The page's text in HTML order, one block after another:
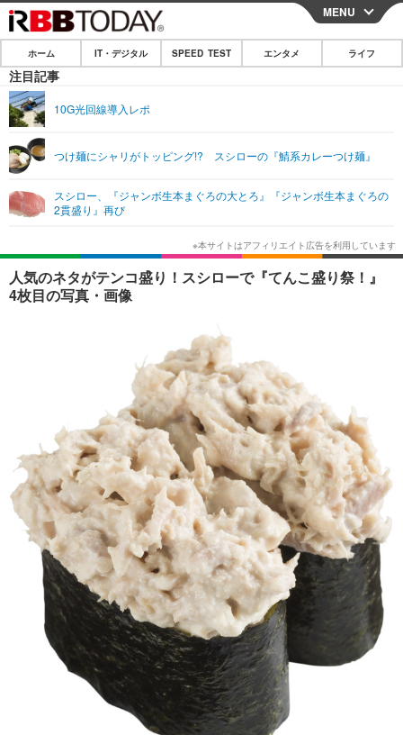
CLOSE
ホーム
IT・デジタル
ショッピング その他
SPEED TEST
エンタメ
エンタメTOP
韓国・芸能
音楽 スポーツ
ライフ
ライフTOP グルメ
ペット ショッピング
リリース一覧
プッシュ通知の停止方法
MENU
ホーム IT・デジタル SPEED TEST エンタメ ライフ
注目記事
10G光回線導入レポ
つけ麺にシャリがトッピング!? スシローの『鯖系カレーつけ麺』
スシロー、『ジャンボ生本まぐろの大とろ』『ジャンボ生本まぐろの
2貫盛り』再び
人気のネタがテンコ盛り！スシローで『てんこ盛り祭！』
4枚目の写真・画像